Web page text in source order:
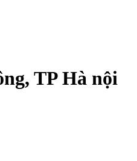
TP Hà nội